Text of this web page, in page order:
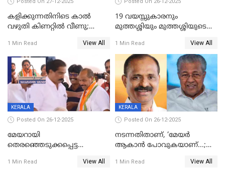
Posted On 27-12-2025
കളിക്കുന്നതിനിടെ കാൽ
വഴുതി കിണറ്റിൽ വീണു;
ദാരുണാന്ത്യം
1 Min Read View All
Posted On 26-12-2025
19 വയസ്സുകാരനും
മുത്തശ്ശിയും മുത്തശ്ശിയുടെ
മരിച്ചനിലയിൽ
1 Min Read View All
KERALA
Posted On 26-12-2025
മേയറായി
തെരഞ്ഞെടുക്കപ്പെട്ട
ആദ്യ വോട്ട് അസാധു; കണ്ണൂർ
1 Min Read View All
KERALA
Posted On 26-12-2025
നടന്നതിതാണ്, ‘മേയർ
ആകാൻ പോവുകയാണ്...;
മുഖ്യമന്ത്രിയുടെ ഓഫീസ്
1 Min Read View All